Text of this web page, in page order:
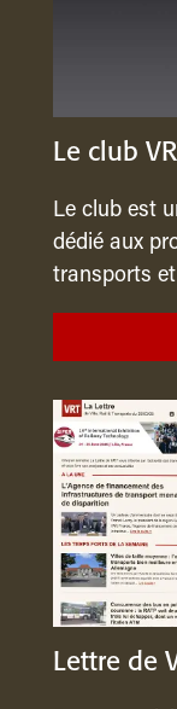
Le club
Le club est
dédié aux
transports
Lettre de